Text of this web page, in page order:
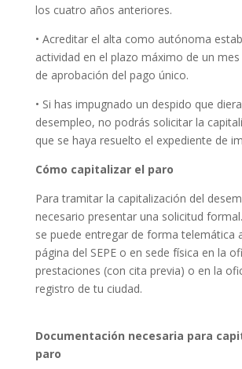
los cuatro años anteriores.
• Acreditar el alta como autónoma
actividad en el plazo máximo de un
de aprobación del pago único.
• Si has impugnado un despido que
desempleo, no podrás solicitar la
que se haya resuelto el expediente de
Cómo capitalizar el paro
Para tramitar la capitalización del
necesario presentar una solicitud
se puede entregar de forma telemática
página del SEPE o en sede física en la
prestaciones (con cita previa) o en la
registro de tu ciudad.
Documentación necesaria para
paro